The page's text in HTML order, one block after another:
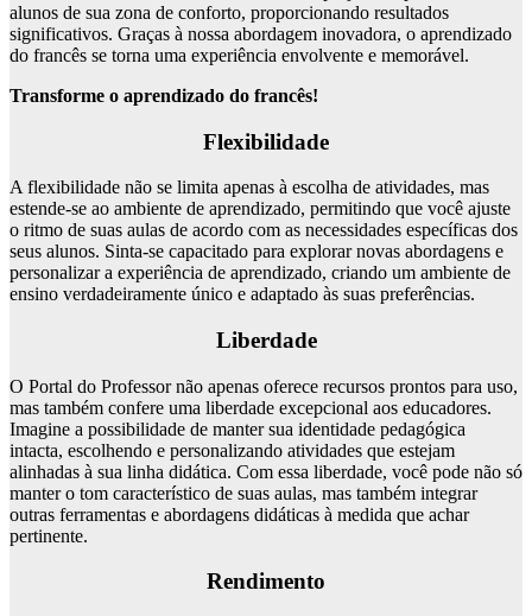
alunos de sua zona de conforto, proporcionando resultados
significativos. Graças à nossa abordagem inovadora, o aprendizado
do francês se torna uma experiência envolvente e memorável.
Transforme o aprendizado do francês!
Flexibilidade
A flexibilidade não se limita apenas à escolha de atividades, mas
estende-se ao ambiente de aprendizado, permitindo que você ajuste
o ritmo de suas aulas de acordo com as necessidades específicas dos
seus alunos. Sinta-se capacitado para explorar novas abordagens e
personalizar a experiência de aprendizado, criando um ambiente de
ensino verdadeiramente único e adaptado às suas preferências.
Liberdade
O Portal do Professor não apenas oferece recursos prontos para uso,
mas também confere uma liberdade excepcional aos educadores.
Imagine a possibilidade de manter sua identidade pedagógica
intacta, escolhendo e personalizando atividades que estejam
alinhadas à sua linha didática. Com essa liberdade, você pode não só
manter o tom característico de suas aulas, mas também integrar
outras ferramentas e abordagens didáticas à medida que achar
pertinente.
Rendimento